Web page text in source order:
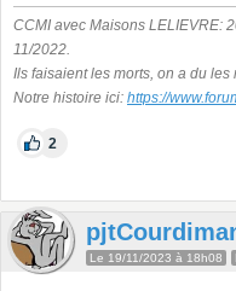
CCMI avec Maisons LELIEVRE:
11/2022.
Ils faisaient les morts, on a du les
Notre histoire ici: https://
2
Le 19/11/2023 à 18h08